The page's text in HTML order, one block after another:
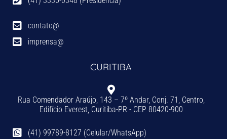
contato@
imprensa@
CURITIBA
Rua Comendador Araújo, 143 – 7º Andar, Conj. 71, Centro,
Edifício Everest, Curitiba-PR - CEP 80420-900
(41) 99789-8127 (Celular/WhatsApp)